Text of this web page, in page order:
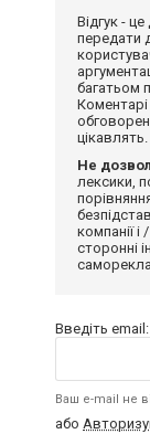
Відгук -
передати
багатьом
Коментарі
цікавлять.
Не
лексики,
компанії
сторонні
Введіть email:
Ваш e-mail не
або